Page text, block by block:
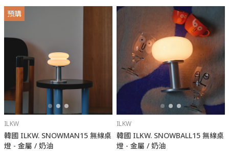
預購
ILKW
韓國 ILKW. SNOWMAN15 無線桌
燈 - 金屬 / 奶油
ILKW
韓國 ILKW. SNOWBALL15 無線桌
燈 - 金屬 / 奶油